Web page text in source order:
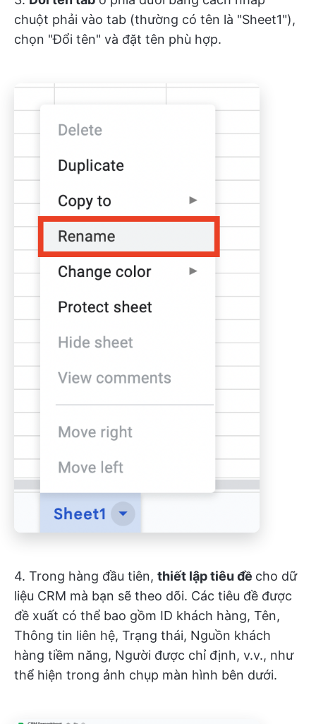
chuột phải vào tab (thường có tên là "Sheet1"),
chọn "Đổi tên" và đặt tên phù hợp.
4. Trong hàng đầu tiên, thiết lập tiêu đề cho dữ
liệu CRM mà bạn sẽ theo dõi. Các tiêu đề được
đề xuất có thể bao gồm ID khách hàng, Tên,
Thông tin liên hệ, Trạng thái, Nguồn khách
hàng tiềm năng, Người được chỉ định, v.v., như
thể hiện trong ảnh chụp màn hình bên dưới.